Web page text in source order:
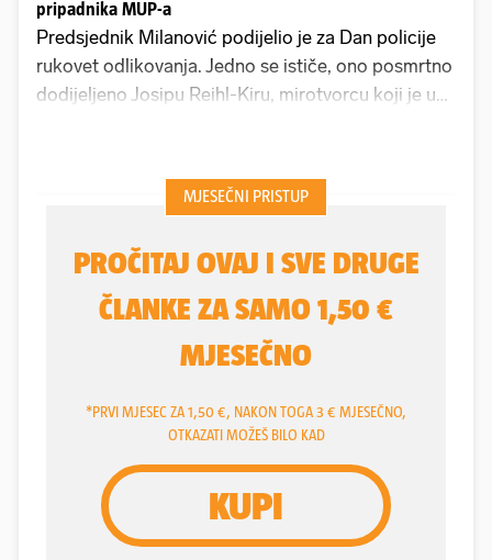
pripadnika MUP-a
Predsjednik Milanović podijelio je za Dan policije
rukovet odlikovanja. Jedno se ističe, ono posmrtno
dodijeljeno Josipu Reihl-Kiru, mirotvorcu koji je u
pokazanu osvjedočenu hrabrost i junaštvo u
Domovinskom ratu. Time je barem dijelom
obitelji mučki ubijenog policajca, koji među
radikalnijim desničarima i dalje kotira kao čovjek s
pogrešne strane povijesti.